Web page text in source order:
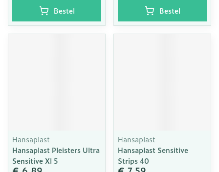
Bestel Bestel
Hansaplast
Hansaplast Pleisters Ultra
Sensitive Xl 5
Hansaplast
Hansaplast Sensitive
Strips 40